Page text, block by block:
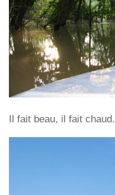
Il fait beau, il fait chaud.